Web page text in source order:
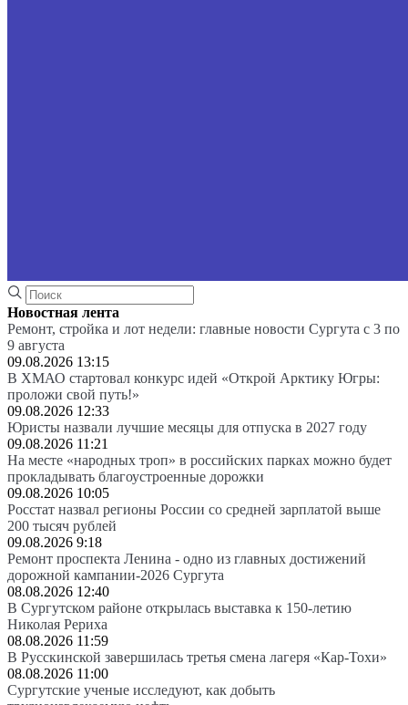
Новостная лента
Ремонт, стройка и лот недели: главные новости Сургута с 3 по
9 августа
09.08.2026 13:15
В ХМАО стартовал конкурс идей «Открой Арктику Югры:
проложи свой путь!»
09.08.2026 12:33
Юристы назвали лучшие месяцы для отпуска в 2027 году
09.08.2026 11:21
На месте «народных троп» в российских парках можно будет
прокладывать благоустроенные дорожки
09.08.2026 10:05
Росстат назвал регионы России со средней зарплатой выше
200 тысяч рублей
09.08.2026 9:18
Ремонт проспекта Ленина - одно из главных достижений
дорожной кампании-2026 Сургута
08.08.2026 12:40
В Сургутском районе открылась выставка к 150-летию
Николая Рериха
08.08.2026 11:59
В Русскинской завершилась третья смена лагеря «Кар-Тохи»
08.08.2026 11:00
Сургутские ученые исследуют, как добыть